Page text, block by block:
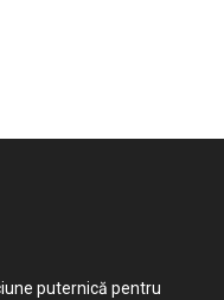
puternică pentru